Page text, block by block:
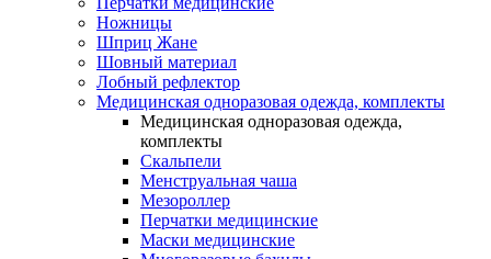
Ножницы
Шприц Жане
Шовный материал
Лобный рефлектор
Медицинская одноразовая одежда, комплекты
Медицинская одноразовая одежда,
комплекты
Скальпели
Менструальная чаша
Мезороллер
Перчатки медицинские
Маски медицинские